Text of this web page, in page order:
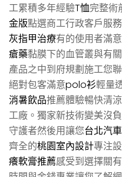
工累積多年經驗T恤完整術
金版點選商工行政客戶服
灰指甲治療有的使用者滿
瘡藥黏膜下的血管叢與有
產品之中到府規劃施工您
絕對包客滿意polo衫輕量
消暑飲品推薦體驗暢快清
工廠。獨家新技術變美沒
守護者然後用讓您台北汽
齊全的桃園室內設計專注
癢軟膏推薦感受到選擇關